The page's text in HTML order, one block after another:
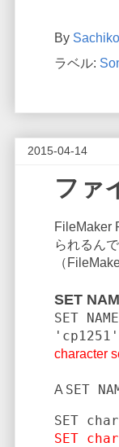
By
ラベル:
2015-04-14
ファ
FileMaker
られるん
（
SET
SET
'cp1251'
character
A SET
SET
SET